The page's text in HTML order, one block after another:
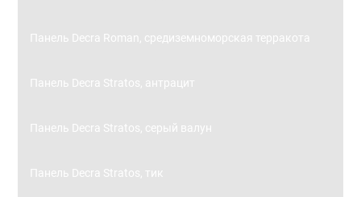
Панель Decra Roman, средиземноморская терракота
Панель Decra Stratos, антрацит
Панель Decra Stratos, серый валун
Панель Decra Stratos, тик